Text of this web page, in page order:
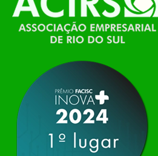
de Tecnologia da Informação
Itajaí, realizou, no dia 21 de
Conexão Tech NIAVI,
tecnologia da região para
apresentação de novas
encontro aconteceu em Rio…